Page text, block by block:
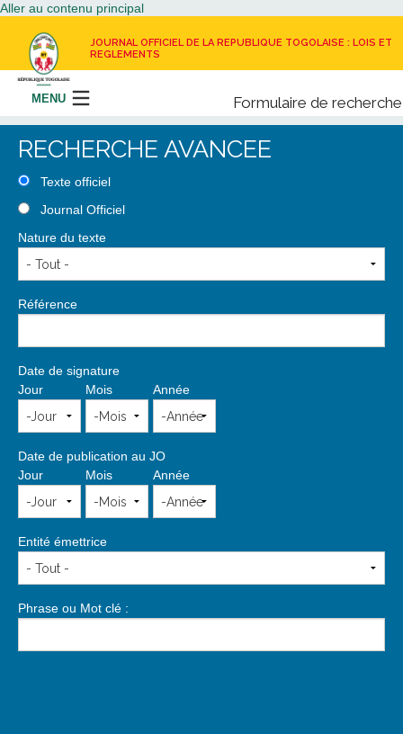
Aller au contenu principal
JOURNAL OFFICIEL DE LA REPUBLIQUE TOGOLAISE : LOIS ET
REGLEMENTS
Formulaire de recherche
Rechercher
MENU
LE JOURNAL OFFICIEL
RECEVOIR LE JOURNAL OFFICIEL
NOUS CONTACTER
RECHERCHE AVANCEE
Texte officiel
Journal Officiel
Nature du texte
Référence
Date de signature
Jour
Mois Année
Date de publication au JO
Jour
Mois Année
Entité émettrice
Phrase ou Mot clé :